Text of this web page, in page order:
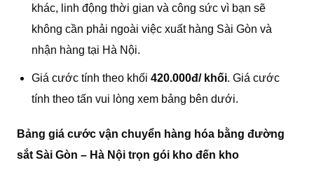
khác, linh động thời gian và công sức vì bạn sẽ
không cần phải ngoài việc xuất hàng Sài Gòn và
nhận hàng tại Hà Nội.
Giá cước tính theo khối 420.000đ/ khối. Giá cước
tính theo tấn vui lòng xem bảng bên dưới.
Bảng giá cước vận chuyển hàng hóa bằng đường
sắt Sài Gòn – Hà Nội trọn gói kho đến kho